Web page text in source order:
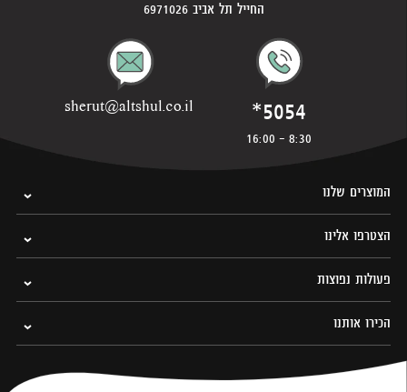
החייל תל אביב 6971026
*5054
8:30 - 16:00
sherut@altshul.co.il
המוצרים שלנו
הצטרפו אלינו
פעולות נפוצות
הכירו אותנו